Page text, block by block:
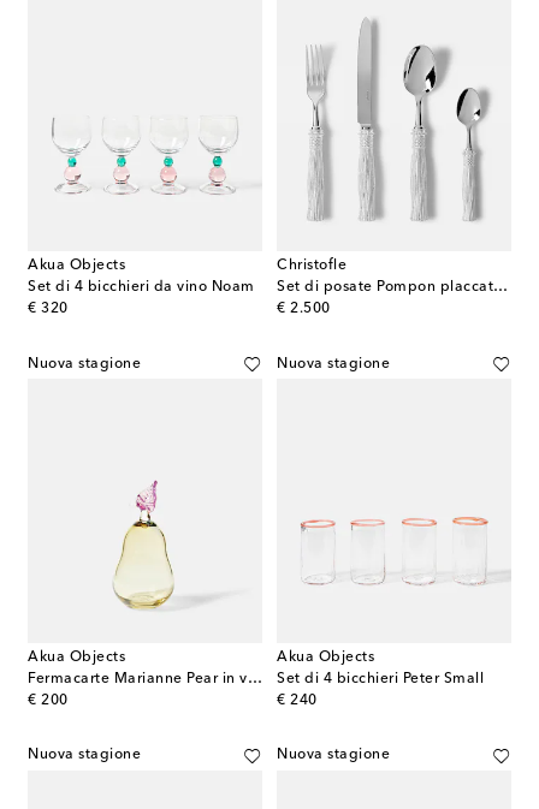
Akua Objects
Set di 4 bicchieri da vino Noam
€ 320
original price
Christofle
Set di posate Pompon placcato argento
€ 2.500
original price
Nuova stagione
Akua Objects
Fermacarte Marianne Pear in vetro
€ 200
original price
Nuova stagione
Akua Objects
Set di 4 bicchieri Peter Small
€ 240
original price
Nuova stagione Nuova stagione